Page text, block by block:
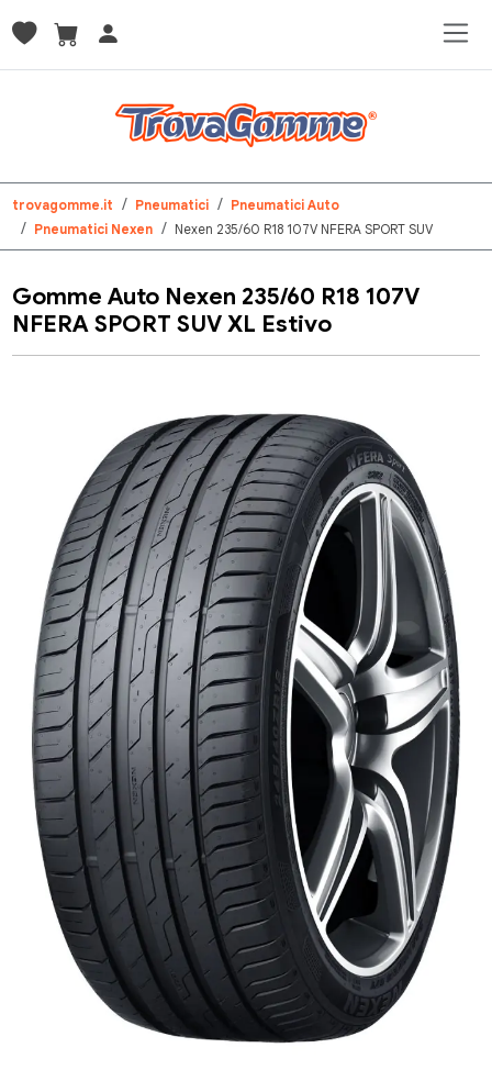
trovagomme.it Pneumatici
Pneumatici Auto
Pneumatici Nexen
Nexen 235/60 R18 107V NFERA SPORT SUV
Gomme Auto Nexen 235/60 R18 107V
NFERA SPORT SUV XL Estivo